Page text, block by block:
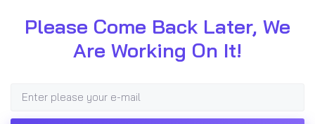
Please Come Back Later, We
Are Working On It!